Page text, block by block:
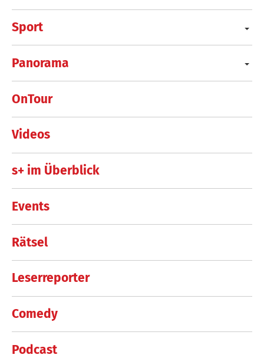
Sport
Panorama
OnTour
Videos
s+ im Überblick
Events
Rätsel
Leserreporter
Comedy
Podcast